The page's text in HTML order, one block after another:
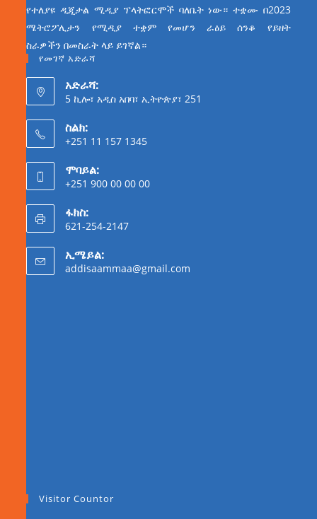
የተለያዩ ዲጂታል ሚዲያ ፕላትፎርሞች ባለቤት ነው። ተቋሙ በ2023
ሜትሮፖሊታን የሚዲያ ተቋም የመሆን ራዕይ ሰንቆ የይዘት
ስራዎችን በመስራት ላይ ይገኛል።
የመገኛ አድራሻ
አድራሻ:
5 ኪሎ፣ አዲስ አበባ፣ ኢትዮጵያ፣ 251
ስልክ:
+251 11 157 1345
ሞባይል:
+251 900 00 00 00
ፋክስ:
621-254-2147
ኢሜይል:
addisaammaa@gmail.com
Visitor Countor